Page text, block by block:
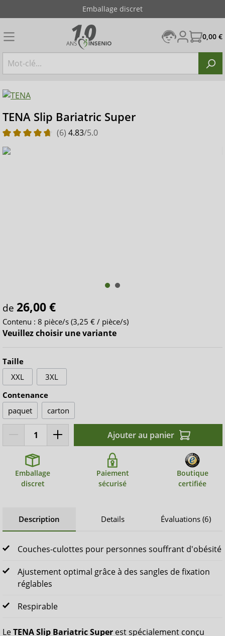
Emballage discret
0,00 €
TENA Slip Bariatric Super
(6) 4.83/5.0
de 26,00 €
Contenu : 8 pièce/s (3,25 € / pièce/s)
Veuillez choisir une variante
Taille
XXL
3XL
Contenance
paquet
carton
Ajouter au panier
Emballage
discret
Paiement
sécurisé
Boutique
certifiée
Description Details Évaluations (6)
Couches-culottes pour personnes souffrant d'obésité
Ajustement optimal grâce à des sangles de fixation
réglables
Respirable
LeTENA Slip Bariatric Super est spécialement conçu